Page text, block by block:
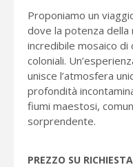
Proponiamo un
dove la potenza della
incredibile mosaico
coloniali.
unisce l’atmosfera
profondità
fiumi maestosi,
sorprendente.
PREZZO SU RICHIESTA